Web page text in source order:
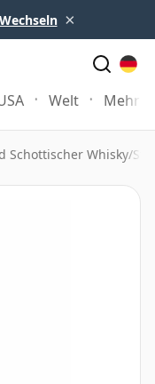
×
Welt Mehr
Schottischer Whisky/